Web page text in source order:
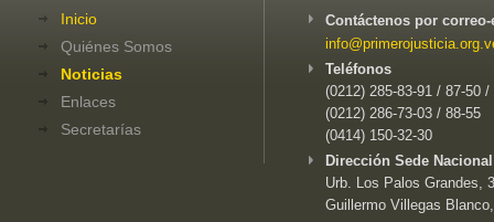
Inicio
Quiénes Somos
Noticias
Enlaces
Secretarías
Contáctenos por
Teléfonos
(0212) 285-83-91 / 87-50 /
(0212) 286-73-03 / 88-55
(0414) 150-32-30
Dirección Sede
Urb. Los Palos Grandes,
Guillermo Villegas